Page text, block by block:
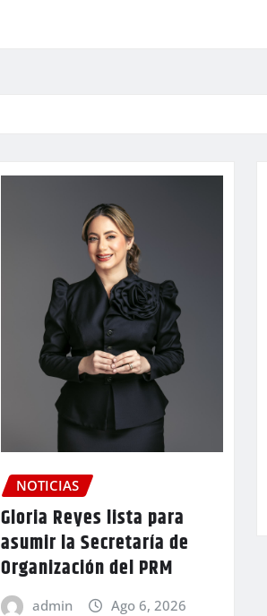
NOTICIAS
Gloria Reyes lista para
asumir la Secretaría de
Organización del PRM
admin Ago 6, 2026